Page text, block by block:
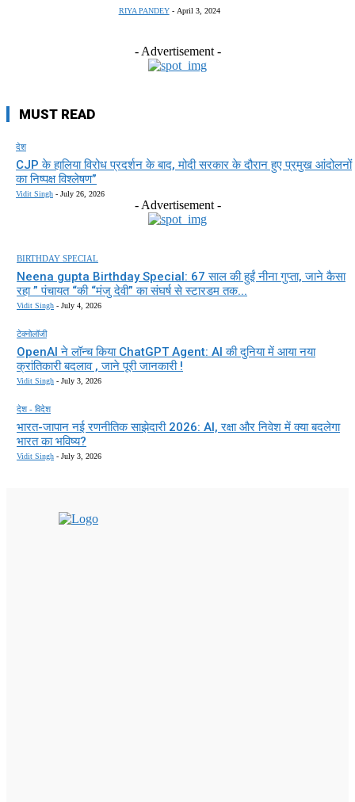
RIYA PANDEY - April 3, 2024
- Advertisement -
MUST READ
देश
CJP के हालिया विरोध प्रदर्शन के बाद, मोदी सरकार के दौरान हुए प्रमुख आंदोलनों
का निष्पक्ष विश्लेषण”
Vidit Singh - July 26, 2026
- Advertisement -
BIRTHDAY SPECIAL
Neena gupta Birthday Special: 67 साल की हुईं नीना गुप्ता, जाने कैसा
रहा ” पंचायत “की “मंजु देवी” का संघर्ष से स्टारडम तक...
Vidit Singh - July 4, 2026
टेक्नोलॉजी
OpenAI ने लॉन्च किया ChatGPT Agent: AI की दुनिया में आया नया
क्रांतिकारी बदलाव , जाने पूरी जानकारी !
Vidit Singh - July 3, 2026
देश - विदेश
भारत-जापान नई रणनीतिक साझेदारी 2026: AI, रक्षा और निवेश में क्या बदलेगा
भारत का भविष्य?
Vidit Singh - July 3, 2026